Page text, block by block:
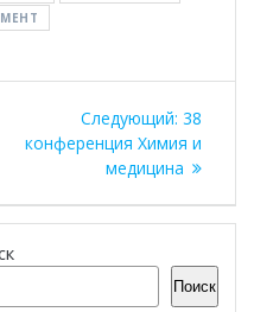
Следующий:
запись:
38
конференция Химия и
медицина
Поиск